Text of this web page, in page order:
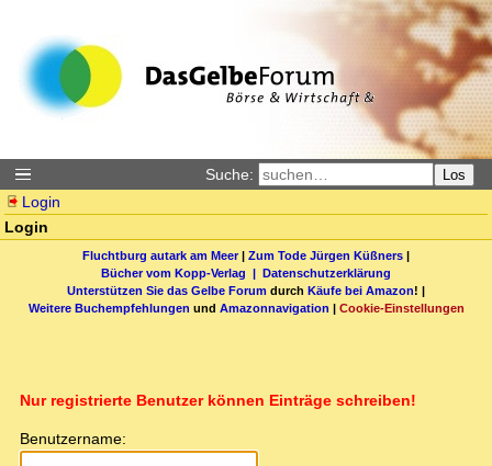
Suche: Los
Login
Login
Fluchtburg autark am Meer| Zum Tode Jürgen Küßners |
Bücher vom Kopp-Verlag | Datenschutzerklärung
Unterstützen Sie das Gelbe Forum durch Käufe bei Amazon! |
Weitere Buchempfehlungen und Amazonnavigation | Cookie-Einstellungen
Nur registrierte Benutzer können Einträge schreiben!
Benutzername: